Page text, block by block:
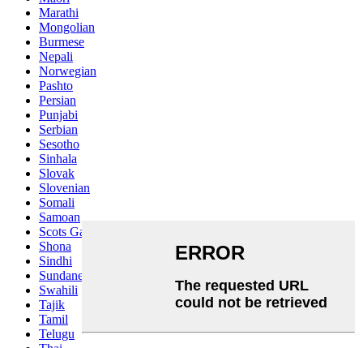
Marathi
Mongolian
Burmese
Nepali
Norwegian
Pashto
Persian
Punjabi
Serbian
Sesotho
Sinhala
Slovak
Slovenian
Somali
Samoan
Scots Gaelic
Shona
Sindhi
Sundanese
Swahili
Tajik
Tamil
Telugu